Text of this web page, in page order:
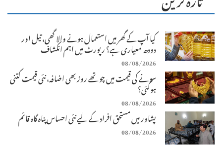
کیا آپ کے گھر میں استعمال ہونے والا گھی، تیل اور
دودھ معیاری ہے؟ رپورٹ میں اہم انکشاف
08/08/2026
سونے کی قیمت میں چوتھے روز بھی اضافہ، نئی قیمت کتنی
ہوگئی؟
08/08/2026
پشاور میں مستحق افراد کے لیے نئی احساس پناہ گاہ قائم
08/08/2026